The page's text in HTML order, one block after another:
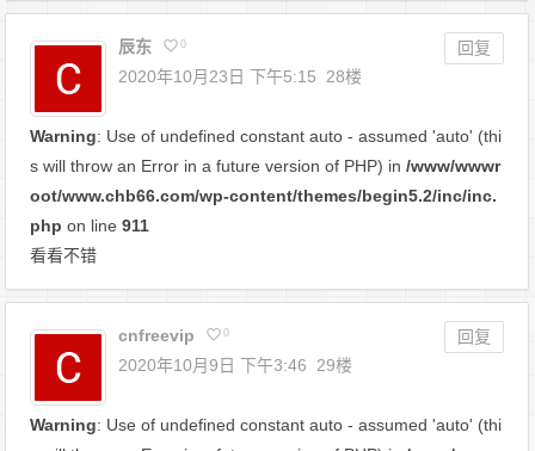
辰东 0
回复
2020年10月23日 下午5:15
28楼
Warning: Use of undefined constant auto - assumed 'auto' (thi
s will throw an Error in a future version of PHP) in/www/wwwr
oot/www.chb66.com/wp-content/themes/begin5.2/inc/inc.
php on line911
看看不错
cnfreevip 0
回复
2020年10月9日 下午3:46
29楼
Warning: Use of undefined constant auto - assumed 'auto' (thi